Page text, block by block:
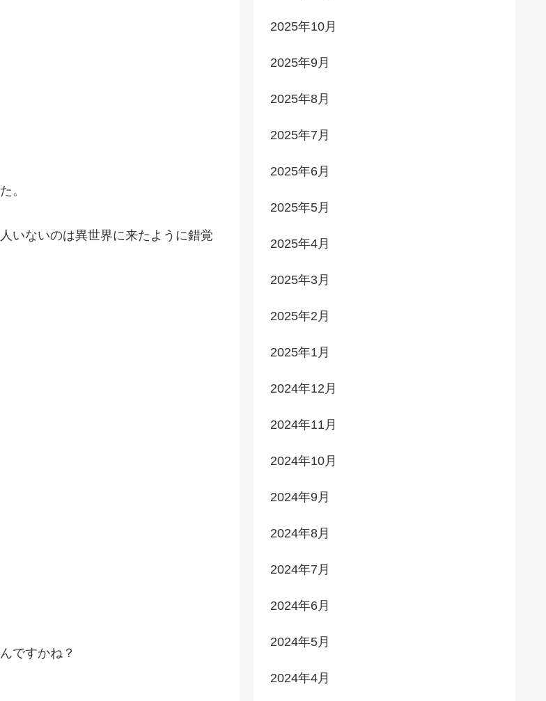
。
いないのは異世界に来たように錯覚
ですかね？
2025年10月
2025年9月
2025年8月
2025年7月
2025年6月
2025年5月
2025年4月
2025年3月
2025年2月
2025年1月
2024年12月
2024年11月
2024年10月
2024年9月
2024年8月
2024年7月
2024年6月
2024年5月
2024年4月